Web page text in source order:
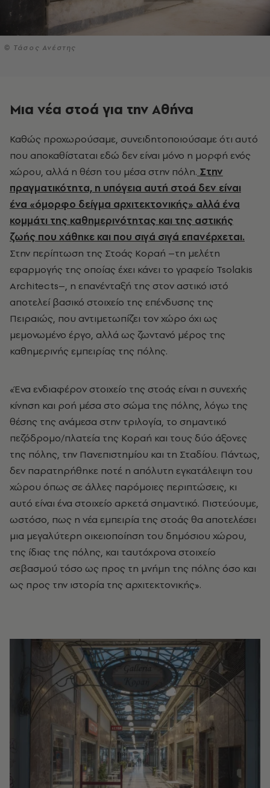
© Τάσος Ανέστης
Μια νέα στοά για την Αθήνα
Καθώς προχωρούσαμε, συνειδητοποιούσαμε ότι αυτό
που αποκαθίσταται εδώ δεν είναι μόνο η μορφή ενός
χώρου, αλλά η θέση του μέσα στην πόλη. Στην
πραγματικότητα, η υπόγεια αυτή στοά δεν είναι
ένα «όμορφο δείγμα αρχιτεκτονικής» αλλά ένα
κομμάτι της καθημερινότητας και της αστικής
ζωής που χάθηκε και που σιγά σιγά επανέρχεται.
Στην περίπτωση της Στοάς Κοραή –τη μελέτη
εφαρμογής της οποίας έχει κάνει το γραφείο Tsolakis
Architects–, η επανένταξή της στον αστικό ιστό
αποτελεί βασικό στοιχείο της επένδυσης της
Πειραιώς, που αντιμετωπίζει τον χώρο όχι ως
μεμονωμένο έργο, αλλά ως ζωντανό μέρος της
καθημερινής εμπειρίας της πόλης.
«Ένα ενδιαφέρον στοιχείο της στοάς είναι η συνεχής
κίνηση και ροή μέσα στο σώμα της πόλης, λόγω της
θέσης της ανάμεσα στην τριλογία, το σημαντικό
πεζόδρομο/πλατεία της Κοραή και τους δύο άξονες
της πόλης, την Πανεπιστημίου και τη Σταδίου. Πάντως,
δεν παρατηρήθηκε ποτέ η απόλυτη εγκατάλειψη του
χώρου όπως σε άλλες παρόμοιες περιπτώσεις, κι
αυτό είναι ένα στοιχείο αρκετά σημαντικό. Πιστεύουμε,
ωστόσο, πως η νέα εμπειρία της στοάς θα αποτελέσει
μια μεγαλύτερη οικειοποίηση του δημόσιου χώρου,
της ίδιας της πόλης, και ταυτόχρονα στοιχείο
σεβασμού τόσο ως προς τη μνήμη της πόλης όσο και
ως προς την ιστορία της αρχιτεκτονικής».